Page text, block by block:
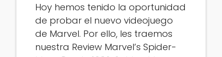
Hoy hemos tenido la oportunidad
de probar el nuevo videojuego
de Marvel. Por ello, les traemos
nuestra Review Marvel’s Spider-